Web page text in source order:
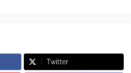
Twitter